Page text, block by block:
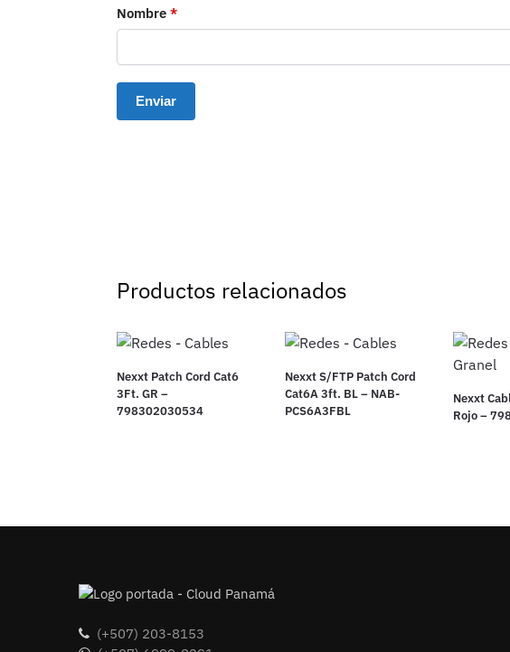
Nombre *
Productos relacionados
Nexxt Patch Cord Cat6
3Ft. GR –
798302030534
Nexxt S/FTP Patch Cord
Cat6A 3ft. BL – NAB-
PCS6A3FBL
Nexxt
Rojo –
(+507) 203-8153